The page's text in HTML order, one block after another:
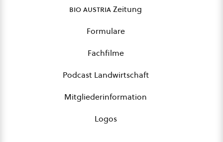
bio austriaZeitung
Formulare
Fachfilme
Podcast Landwirtschaft
Mitgliederinformation
Logos